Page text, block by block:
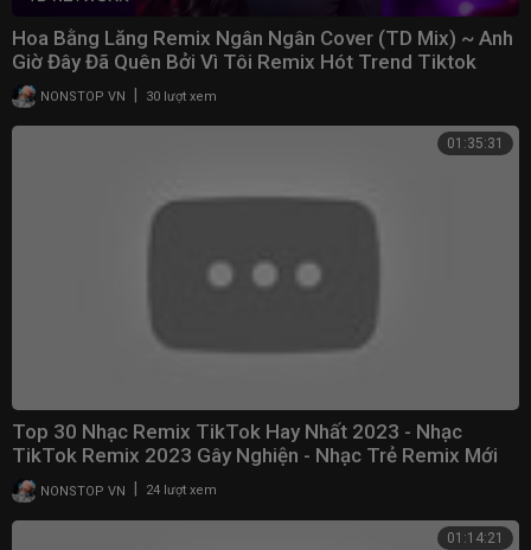
Hoa Bằng Lăng Remix Ngân Ngân Cover (TD Mix) ~ Anh
Giờ Đây Đã Quên Bởi Vì Tôi Remix Hót Trend Tiktok
NONSTOP VN 30 lượt xem
01:35:31
Top 30 Nhạc Remix TikTok Hay Nhất 2023 - Nhạc
TikTok Remix 2023 Gây Nghiện - Nhạc Trẻ Remix Mới
NhấtNONSTOP VN 24 lượt xem
01:14:21